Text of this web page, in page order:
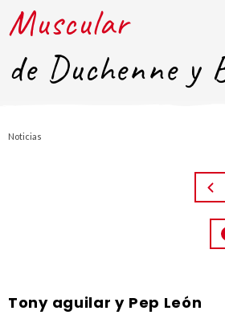
Muscular
de Duchenne y
Noticias
Tony aguilar y Pep León